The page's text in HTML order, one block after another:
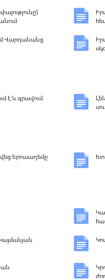
Վարդանանց
է և գրավում
Երուսաղեմը